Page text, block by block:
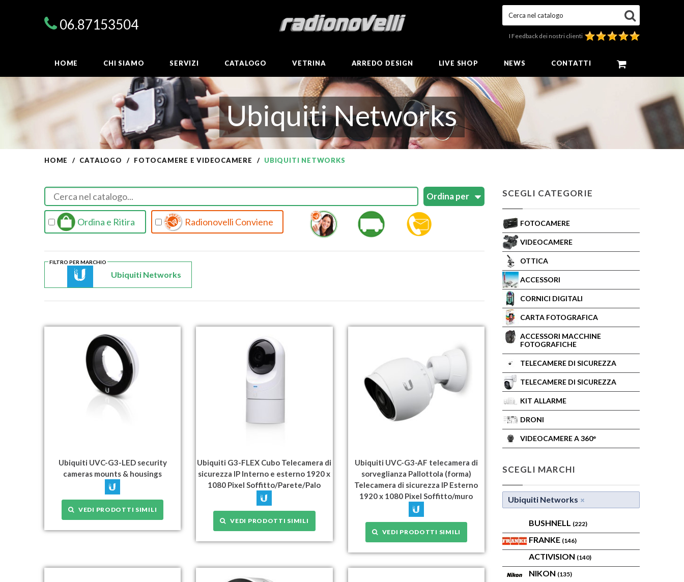
06.87153504
Cerca nel catalogo
I Feedback dei nostri clienti
HOME CHI SIAMO SERVIZI CATALOGO VETRINA ARREDO DESIGN LIVE SHOP NEWS CONTATTI
Ubiquiti Networks
HOME CATALOGO FOTOCAMERE E VIDEOCAMERE UBIQUITI NETWORKS
SCEGLI CATEGORIE
FOTOCAMERE
VIDEOCAMERE
OTTICA
ACCESSORI
CORNICI DIGITALI
CARTA FOTOGRAFICA
ACCESSORI MACCHINE
FOTOGRAFICHE
TELECAMERE DI SICUREZZA
TELECAMERE DI SICUREZZA
KIT ALLARME
DRONI
VIDEOCAMERE A 360°
SCEGLI MARCHI
Ubiquiti Networks
BUSHNELL (222)
FRANKE (146)
ACTIVISION (140)
NIKON (135)
Ordina e Ritira Radionovelli Conviene
Ubiquiti Networks
FILTRO PER MARCHIO
Ubiquiti UVC-G3-LED security
cameras mounts & housings
VEDI PRODOTTI SIMILI
Ubiquiti G3-FLEX Cubo Telecamera di
sicurezza IP Interno e esterno 1920 x
1080 Pixel Soffitto/Parete/Palo
VEDI PRODOTTI SIMILI
Ubiquiti UVC-G3-AF telecamera di
sorveglianza Pallottola (forma)
Telecamera di sicurezza IP Esterno
1920 x 1080 Pixel Soffitto/muro
VEDI PRODOTTI SIMILI